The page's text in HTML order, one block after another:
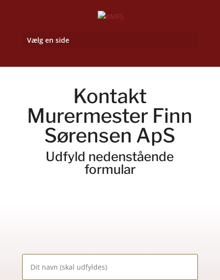
Vælg en side
Kontakt
Murermester Finn
Sørensen ApS
Udfyld nedenstående
formular